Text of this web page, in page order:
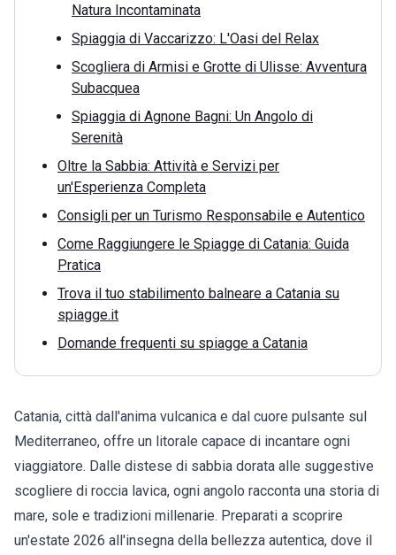
Natura Incontaminata
Spiaggia di Vaccarizzo: L'Oasi del Relax
Scogliera di Armisi e Grotte di Ulisse: Avventura
Subacquea
Spiaggia di Agnone Bagni: Un Angolo di
Serenità
Oltre la Sabbia: Attività e Servizi per
un'Esperienza Completa
Consigli per un Turismo Responsabile e Autentico
Come Raggiungere le Spiagge di Catania: Guida
Pratica
Trova il tuo stabilimento balneare a Catania su
spiagge.it
Domande frequenti su spiagge a Catania
Catania, città dall'anima vulcanica e dal cuore pulsante sul
Mediterraneo, offre un litorale capace di incantare ogni
viaggiatore. Dalle distese di sabbia dorata alle suggestive
scogliere di roccia lavica, ogni angolo racconta una storia di
mare, sole e tradizioni millenarie. Preparati a scoprire
un'estate 2026 all'insegna della bellezza autentica, dove il